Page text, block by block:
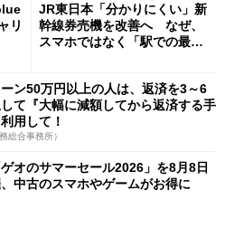
リ
JR東日本「分かりにくい」新
幹線券売機を改善へ なぜ、
スマホではなく「駅での最短
ン50万円以上の人は、返済を3～6
て『大幅に減額してから返済する手
用して！
総合事務所）
オのサマーセール2026」を8月8日
中古のスマホやゲームがお得に